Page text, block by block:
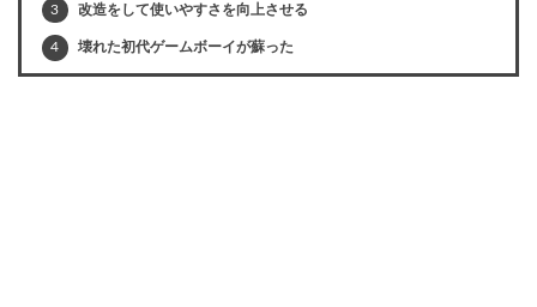
3 改造をして使いやすさを向上させる
4 壊れた初代ゲームボーイが蘇った